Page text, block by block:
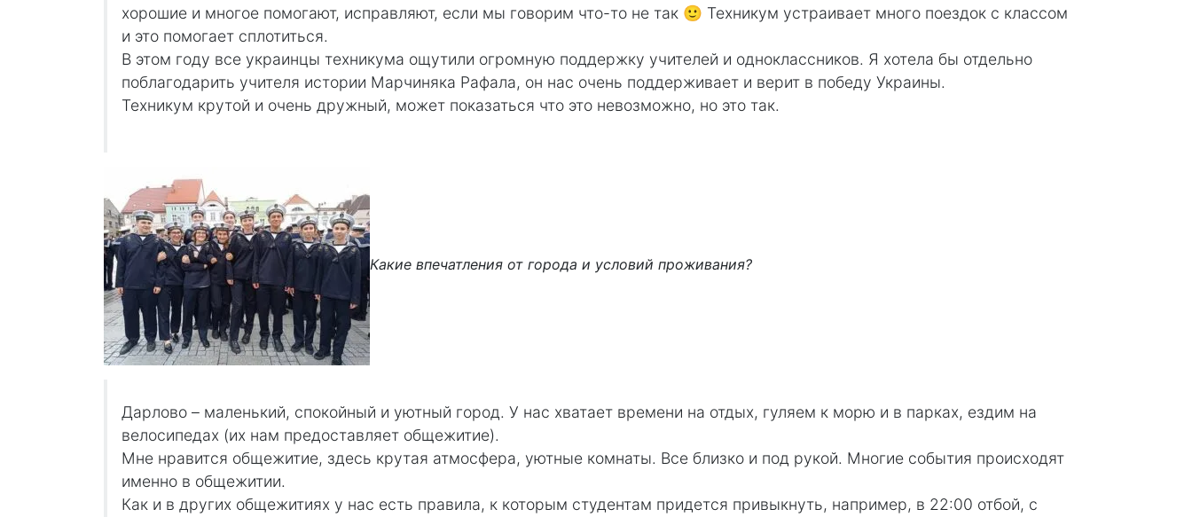
хорошие и многое помогают, исправляют, если мы говорим что-то не так 🙂 Техникум устраивает много поездок с классом
и это помогает сплотиться.
В этом году все украинцы техникума ощутили огромную поддержку учителей и одноклассников. Я хотела бы отдельно
поблагодарить учителя истории Марчиняка Рафала, он нас очень поддерживает и верит в победу Украины.
Техникум крутой и очень дружный, может показаться что это невозможно, но это так.
Какие впечатления от города и условий проживания?
Дарлово – маленький, спокойный и уютный город. У нас хватает времени на отдых, гуляем к морю и в парках, ездим на
велосипедах (их нам предоставляет общежитие).
Мне нравится общежитие, здесь крутая атмосфера, уютные комнаты. Все близко и под рукой. Многие события происходят
именно в общежитии.
Как и в других общежитиях у нас есть правила, к которым студентам придется привыкнуть, например, в 22:00 отбой, с